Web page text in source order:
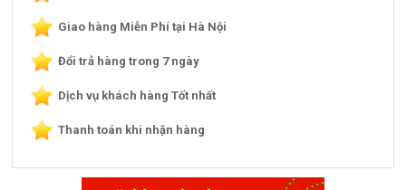
Giao hàng Miễn Phí tại Hà Nội
Đổi trả hàng trong 7 ngày
Dịch vụ khách hàng Tốt nhất
Thanh toán khi nhận hàng